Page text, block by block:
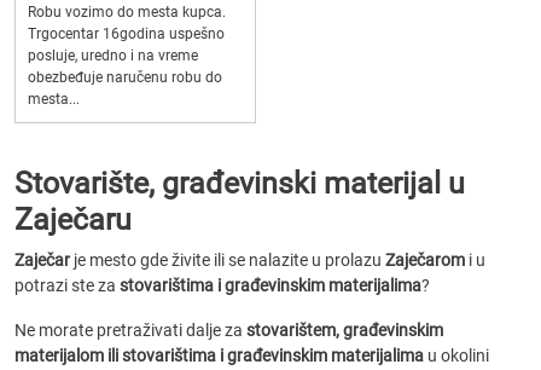
Robu vozimo do mesta kupca.
Trgocentar 16godina uspešno
posluje, uredno i na vreme
obezbeđuje naručenu robu do
mesta...
Stovarište, građevinski materijal u
Zaječaru
Zaječar je mesto gde živite ili se nalazite u prolazu Zaječarom i u
potrazi ste za stovarištima i građevinskim materijalima?
Ne morate pretraživati dalje za stovarištem, građevinskim
materijalom ili stovarištima i građevinskim materijalima u okolini